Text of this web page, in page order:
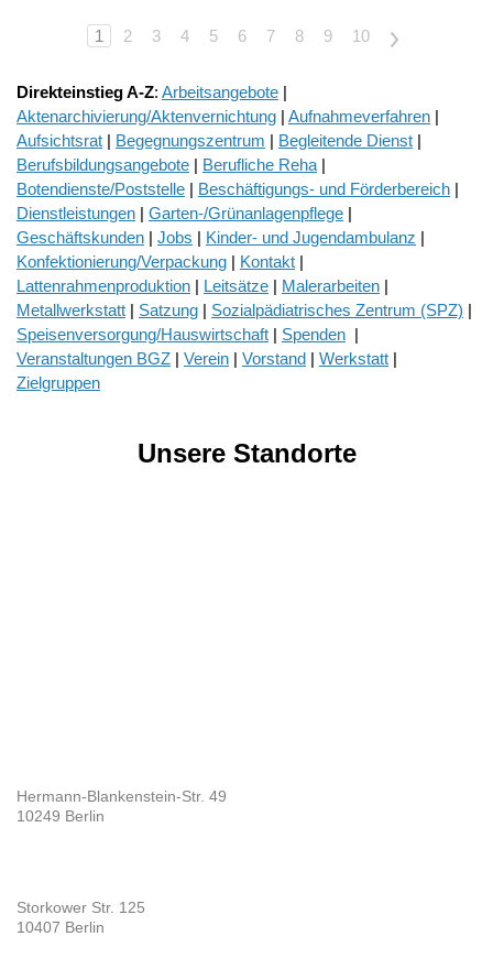
1 2 3 4 5 6 7 8 9 10 >
Direkteinstieg A-Z: Arbeitsangebote |
Aktenarchivierung/Aktenvernichtung | Aufnahmeverfahren |
Aufsichtsrat | Begegnungszentrum | Begleitende Dienst |
Berufsbildungsangebote | Berufliche Reha |
Botendienste/Poststelle | Beschäftigungs- und Förderbereich |
Dienstleistungen | Garten-/Grünanlagenpflege |
Geschäftskunden | Jobs | Kinder- und Jugendambulanz |
Konfektionierung/Verpackung | Kontakt |
Lattenrahmenproduktion | Leitsätze | Malerarbeiten |
Metallwerkstatt | Satzung | Sozialpädiatrisches Zentrum (SPZ) |
Speisenversorgung/Hauswirtschaft | Spenden |
Veranstaltungen BGZ | Verein | Vorstand | Werkstatt |
Zielgruppen
Unsere Standorte
Hermann-Blankenstein-Str. 49
10249 Berlin
Storkower Str. 125
10407 Berlin